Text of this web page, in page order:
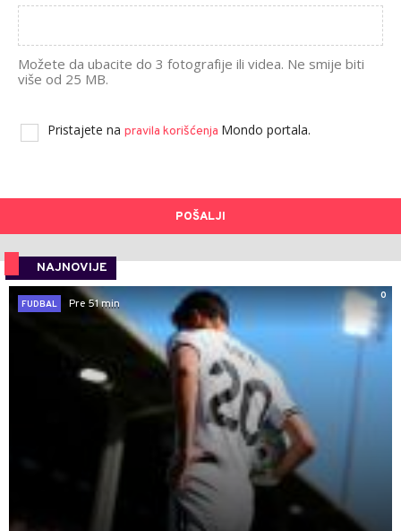
Možete da ubacite do 3 fotografije ili videa. Ne smije biti
više od 25 MB.
Pristajete na pravila korišćenja Mondo portala.
POŠALJI
NAJNOVIJE
0
FUDBAL
Pre 51 min